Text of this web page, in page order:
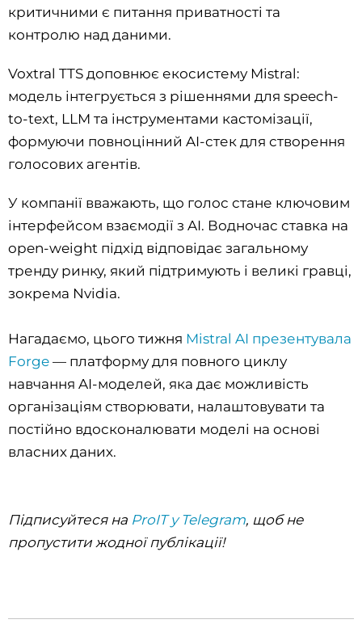
критичними є питання приватності та
контролю над даними.
Voxtral TTS доповнює екосистему Mistral:
модель інтегрується з рішеннями для speech-
to-text, LLM та інструментами кастомізації,
формуючи повноцінний AI-стек для створення
голосових агентів.
У компанії вважають, що голос стане ключовим
інтерфейсом взаємодії з AI. Водночас ставка на
open-weight підхід відповідає загальному
тренду ринку, який підтримують і великі гравці,
зокрема Nvidia.
Нагадаємо, цього тижня Mistral AI презентувала
Forge — платформу для повного циклу
навчання AI-моделей, яка дає можливість
організаціям створювати, налаштовувати та
постійно вдосконалювати моделі на основі
власних даних.
Підписуйтеся на ProIT у Telegram, щоб не
пропустити жодної публікації!